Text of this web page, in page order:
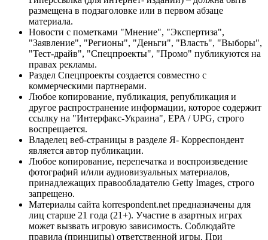
размещена в подзаголовке или в первом абзаце
материала.
Новости с пометками "Мнение", "Экспертиза",
"Заявление", "Регионы", "Деньги", "Власть", "Выборы",
"Тест-драйв", "Спецпроекты", "Промо" публикуются на
правах рекламы.
Раздел Спецпроекты создается совместно с
коммерческими партнерами.
Любое копирование, публикация, републикация и
другое распространение информации, которое содержит
ссылку на "Интерфакс-Украина", EPA / UPG, строго
воспрещается.
Владелец веб-страницы в разделе Я- Корреспондент
является автор публикации.
Любое копирование, перепечатка и воспроизведение
фотографий и/или аудиовизуальных материалов,
принадлежащих правообладателю Getty Images, строго
запрещено.
Материалы сайта korrespondent.net предназначены для
лиц старше 21 года (21+). Участие в азартных играх
может вызвать игровую зависимость. Соблюдайте
правила (принципы) ответственной игры. При